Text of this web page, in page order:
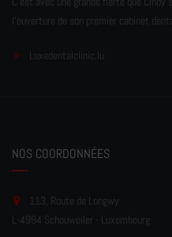
l'ouverture de son premier cabinet
Luxedentalclinic.lu
NOS COORDONNÉES
113, Route de Longwy
L-4994 Schouweiler - Luxembourg